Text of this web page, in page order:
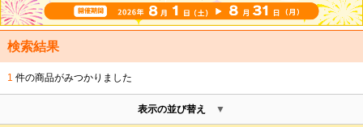
検索結果
1 件の商品がみつかりました
表示の並び替え